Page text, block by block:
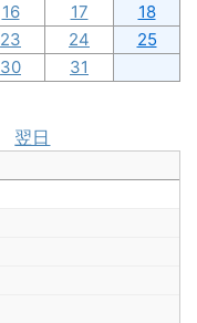
16 17
18
23 24
25
30 31
翌日